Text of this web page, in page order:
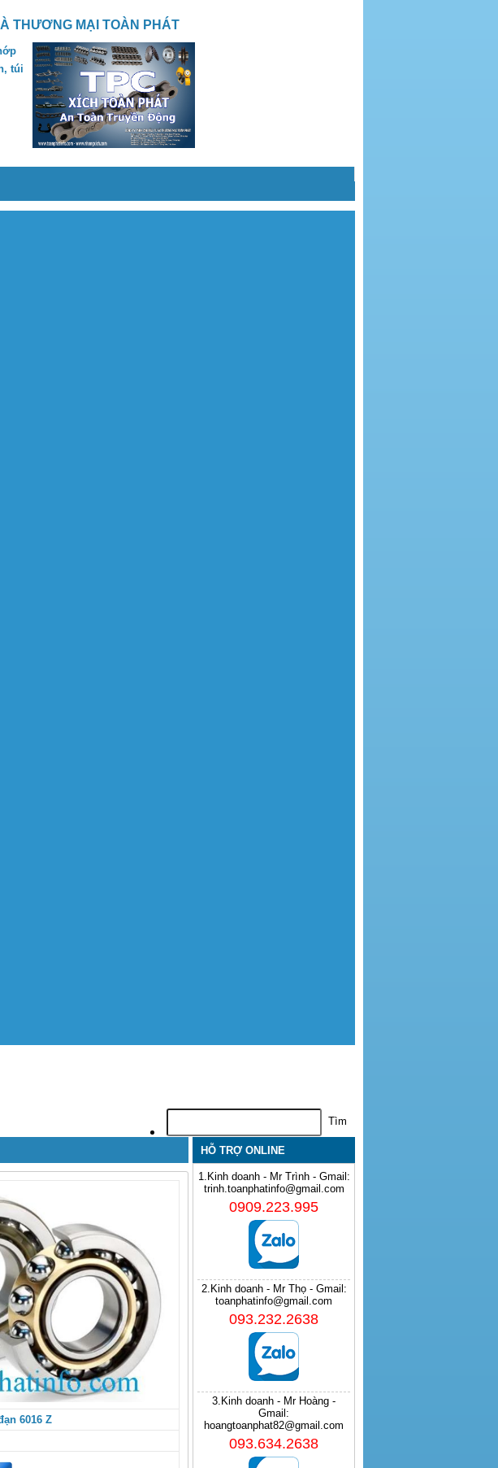
THƯƠNG MẠI TOÀN PHÁT
túi
6016 Z
HỖ TRỢ ONLINE
1.Kinh doanh - Mr Trình - Gmail:
trinh.toanphatinfo@gmail.com
0909.223.995
2.Kinh doanh - Mr Thọ - Gmail:
toanphatinfo@gmail.com
093.232.2638
3.Kinh doanh - Mr Hoàng -
Gmail:
hoangtoanphat82@gmail.com
093.634.2638